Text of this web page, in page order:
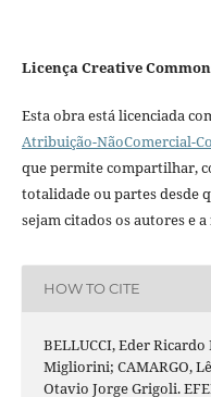
Licença Creative
Esta obra está licenciada
Atribuição-NãoComercial-
que permite compartilhar,
totalidade ou partes desde
sejam citados os autores e
HOW TO CITE
BELLUCCI, Eder
Migliorini; CAMARGO,
Otavio Jorge Grigoli.